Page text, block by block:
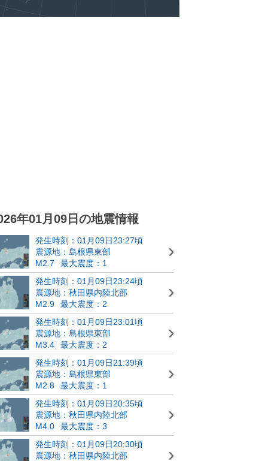
年01月09日の地震情報
発生時刻：01月09日23:27頃
震源地：島根県東部
M2.7
最大震度：1
発生時刻：01月09日23:24頃
震源地：秋田県内陸北部
M2.9
最大震度：2
発生時刻：01月09日23:01頃
震源地：島根県東部
M3.4
最大震度：2
発生時刻：01月09日21:39頃
震源地：島根県東部
M2.8
最大震度：1
発生時刻：01月09日20:35頃
震源地：秋田県内陸北部
M4.0
最大震度：3
発生時刻：01月09日20:30頃
震源地：秋田県内陸北部